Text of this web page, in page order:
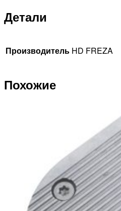
Детали
Производитель HD FREZA
Похожие